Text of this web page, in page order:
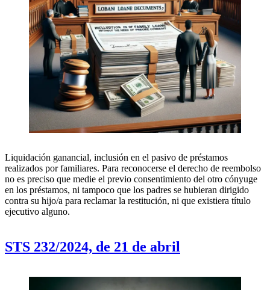
Liquidación ganancial, inclusión en el pasivo de préstamos
realizados por familiares. Para reconocerse el derecho de reembolso
no es preciso que medie el previo consentimiento del otro cónyuge
en los préstamos, ni tampoco que los padres se hubieran dirigido
contra su hijo/a para reclamar la restitución, ni que existiera título
ejecutivo alguno.
STS 232/2024, de 21 de abril